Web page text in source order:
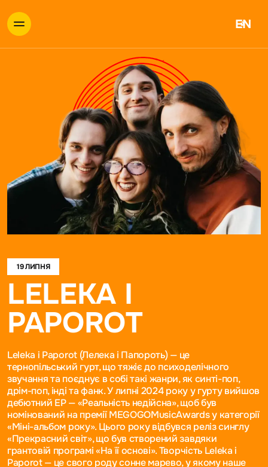
EN
19 ЛИПНЯ
LELEKA I
PAPOROT
Leleka i Paporot (Лелека і Папороть) — це
тернопільський гурт, що тяжіє до психоделічного
звучання та поєднує в собі такі жанри, як синті-поп,
дрім-поп, інді та фанк. У липні 2024 року у гурту вийшов
дебютний ЕР — «Реальність недійсна», щоб був
номінований на премії MEGOGOMusicAwards у категорії
«Міні-альбом року». Цього року відбувся реліз синглу
«Прекрасний світ», що був створений завдяки
грантовій програмі «На її основі». Творчість Leleka i
Paporot — це свого роду сонне марево, у якому наше